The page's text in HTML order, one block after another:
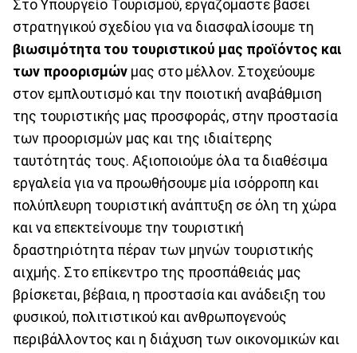
Στο Υπουργείο Τουρισμού, εργαζόμαστε βάσει
στρατηγικού σχεδίου για να διασφαλίσουμε τη
βιωσιμότητα του τουριστικού μας προϊόντος και
των προορισμών μας στο μέλλον. Στοχεύουμε
στον εμπλουτισμό και την ποιοτική αναβάθμιση
της τουριστικής μας προσφοράς, στην προστασία
των προορισμών μας και της ιδιαίτερης
ταυτότητάς τους. Αξιοποιούμε όλα τα διαθέσιμα
εργαλεία για να προωθήσουμε μία ισόρροπη και
πολύπλευρη τουριστική ανάπτυξη σε όλη τη χώρα
και να επεκτείνουμε την τουριστική
δραστηριότητα πέραν των μηνών τουριστικής
αιχμής. Στο επίκεντρο της προσπάθειάς μας
βρίσκεται, βέβαια, η προστασία και ανάδειξη του
φυσικού, πολιτιστικού και ανθρωπογενούς
περιβάλλοντος και η διάχυση των οικονομικών και